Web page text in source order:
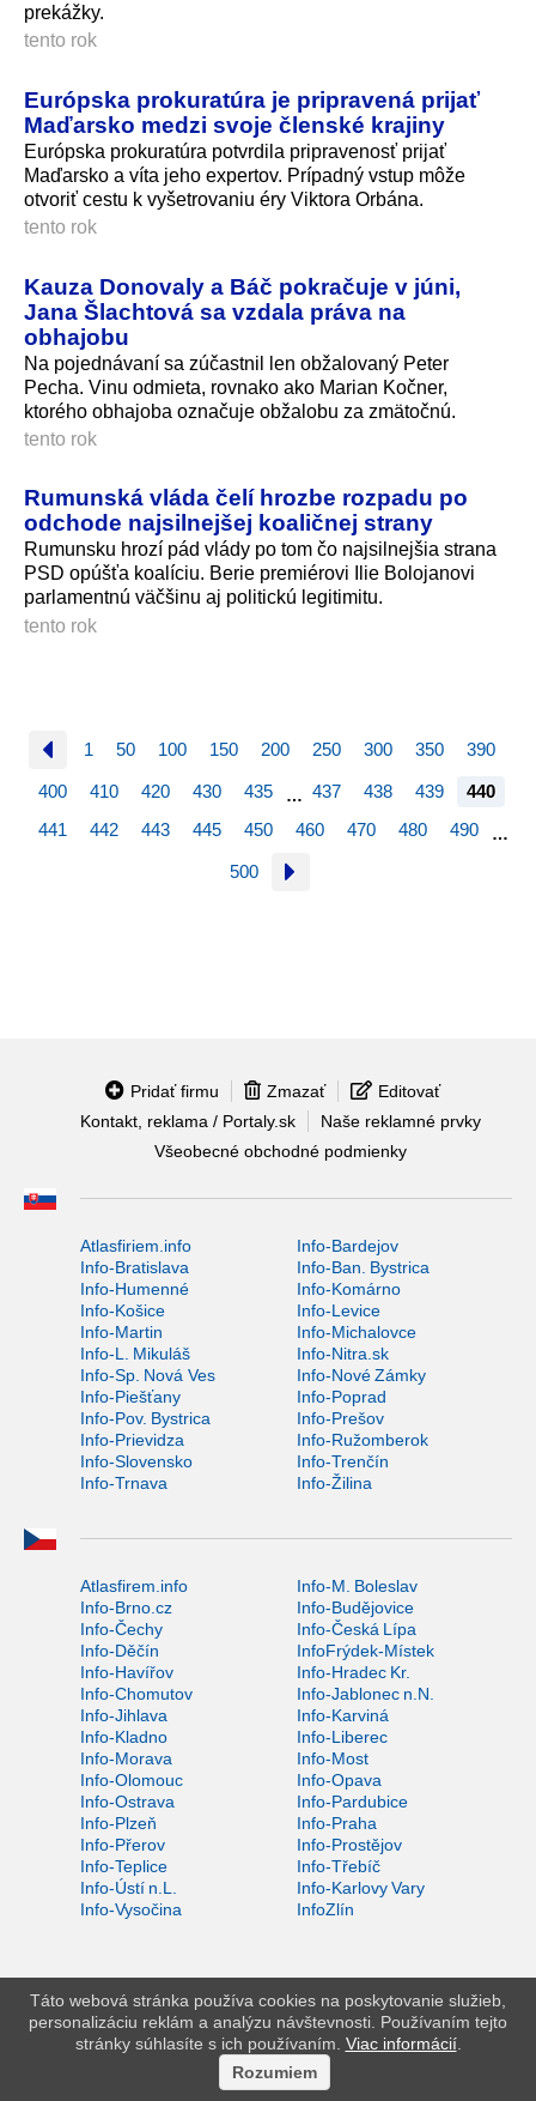
prekážky.
tento rok
Európska prokuratúra je pripravená prijať
Maďarsko medzi svoje členské krajiny
Európska prokuratúra potvrdila pripravenosť prijať
Maďarsko a víta jeho expertov. Prípadný vstup môže
otvoriť cestu k vyšetrovaniu éry Viktora Orbána.
tento rok
Kauza Donovaly a Báč pokračuje v júni,
Jana Šlachtová sa vzdala práva na
obhajobu
Na pojednávaní sa zúčastnil len obžalovaný Peter
Pecha. Vinu odmieta, rovnako ako Marian Kočner,
ktorého obhajoba označuje obžalobu za zmätočnú.
tento rok
Rumunská vláda čelí hrozbe rozpadu po
odchode najsilnejšej koaličnej strany
Rumunsku hrozí pád vlády po tom čo najsilnejšia strana
PSD opúšťa koalíciu. Berie premiérovi Ilie Bolojanovi
parlamentnú väčšinu aj politickú legitimitu.
tento rok
1 50 100 150 200 250 300 350 390
400 410 420 430 435 … 437 438 439
440
441
442 443 445 450 460 470 480 490 …
500
Pridať firmu Zmazať
Editovať
Kontakt, reklama / Portaly.sk
Naše reklamné prvky
Všeobecné obchodné podmienky
Atlasfiriem.info
Info-Bardejov
Info-Bratislava
Info-Ban. Bystrica
Info-Humenné
Info-Komárno
Info-Košice
Info-Levice
Info-Martin
Info-Michalovce
Info-L. Mikuláš
Info-Nitra.sk
Info-Sp. Nová Ves
Info-Nové Zámky
Info-Piešťany
Info-Poprad
Info-Pov. Bystrica
Info-Prešov
Info-Prievidza
Info-Ružomberok
Info-Slovensko
Info-Trenčín
Info-Trnava
Info-Žilina
Atlasfirem.info
Info-M. Boleslav
Info-Brno.cz
Info-Budějovice
Info-Čechy
Info-Česká Lípa
Info-Děčín
InfoFrýdek-Místek
Info-Havířov
Info-Hradec Kr.
Info-Chomutov
Info-Jablonec n.N.
Info-Jihlava
Info-Karviná
Info-Kladno
Info-Liberec
Info-Morava
Info-Most
Info-Olomouc
Info-Opava
Info-Ostrava
Info-Pardubice
Info-Plzeň
Info-Praha
Info-Přerov
Info-Prostějov
Info-Teplice
Info-Třebíč
Info-Ústí n.L.
Info-Karlovy Vary
Info-Vysočina
InfoZlín
Táto webová stránka používa cookies na poskytovanie služieb,
personalizáciu reklám a analýzu návštevnosti. Používaním tejto
stránky súhlasíte s ich používaním. Viac informácií.
Rozumiem